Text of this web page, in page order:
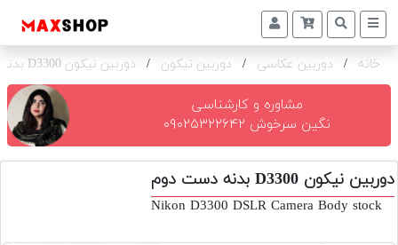
دوربین
و
تجهیزات
و
اکسسوری
خانه / دوربین عکاسی / دوربین نیکون / دوربین نیکون D3300 بدنه
مشاوره و کارشناسی
نگین سرخوش ۰۹۰۲۵۳۲۲۶۴۲
دوربین نیکون D3300 بدنه دست دوم
Nikon D3300 DSLR Camera Body stock